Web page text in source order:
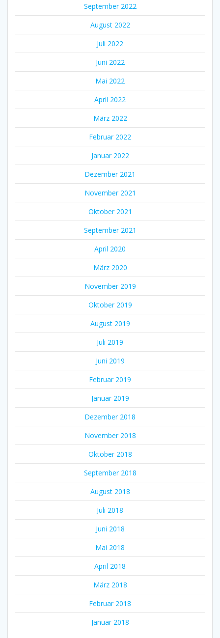
September 2022
August 2022
Juli 2022
Juni 2022
Mai 2022
April 2022
März 2022
Februar 2022
Januar 2022
Dezember 2021
November 2021
Oktober 2021
September 2021
April 2020
März 2020
November 2019
Oktober 2019
August 2019
Juli 2019
Juni 2019
Februar 2019
Januar 2019
Dezember 2018
November 2018
Oktober 2018
September 2018
August 2018
Juli 2018
Juni 2018
Mai 2018
April 2018
März 2018
Februar 2018
Januar 2018